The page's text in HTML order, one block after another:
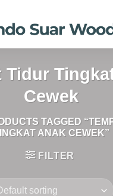
Tidur
Cewek
TAGGED
ANAK CEWEK”
FILTER